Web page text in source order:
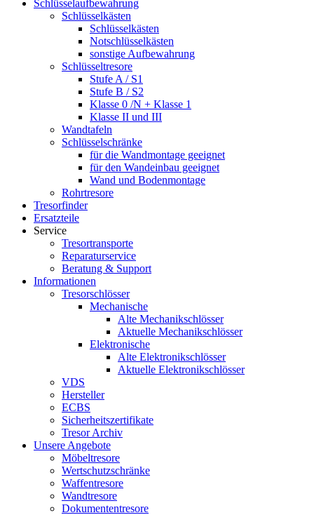
Schlüsselaufbewahrung
Schlüsselkästen
Schlüsselkästen
Notschlüsselkästen
sonstige Aufbewahrung
Schlüsseltresore
Stufe A / S1
Stufe B / S2
Klasse 0 /N + Klasse 1
Klasse II und III
Wandtafeln
Schlüsselschränke
für die Wandmontage geeignet
für den Wandeinbau geeignet
Wand und Bodenmontage
Rohrtresore
Tresorfinder
Ersatzteile
Service
Tresortransporte
Reparaturservice
Beratung & Support
Informationen
Tresorschlösser
Mechanische
Alte Mechanikschlösser
Aktuelle Mechanikschlösser
Elektronische
Alte Elektronikschlösser
Aktuelle Elektronikschlösser
VDS
Hersteller
ECBS
Sicherheitszertifikate
Tresor Archiv
Unsere Angebote
Möbeltresore
Wertschutzschränke
Waffentresore
Wandtresore
Dokumententresore